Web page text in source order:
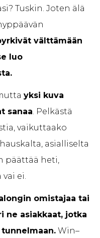
Tuskin. Joten älä
välttämään
luo
yksi kuva
sanaa. Pelkästä
vaikuttaako
asialliselta
päättää heti,
ei.
omistajaa tai
ne asiakkaat, jotka
Win–